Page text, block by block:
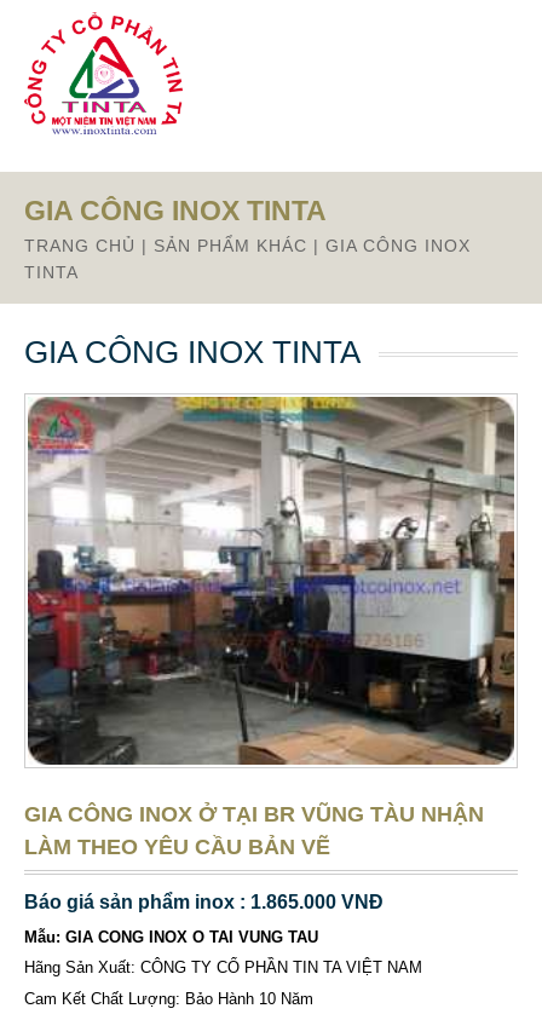
Từ mục này trở xuống là mã nguồn Zalo
GIA CÔNG INOX TINTA
TRANG CHỦ | SẢN PHẨM KHÁC | GIA CÔNG INOX
TINTA
GIA CÔNG INOX TINTA
GIA CÔNG INOX Ở TẠI BR VŨNG TÀU NHẬN
LÀM THEO YÊU CẦU BẢN VẼ
Báo giá sản phẩm inox : 1.865.000 VNĐ
Mẫu: GIA CONG INOX O TAI VUNG TAU
Hãng Sản Xuất: CÔNG TY CỔ PHẦN TIN TA VIỆT NAM
Cam Kết Chất Lượng: Bảo Hành 10 Năm